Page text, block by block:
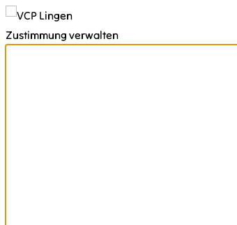
Zustimmung verwalten